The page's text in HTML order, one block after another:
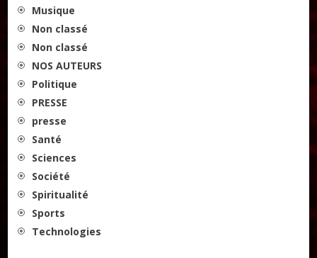
Musique
Non classé
Non classé
NOS AUTEURS
Politique
PRESSE
presse
Santé
Sciences
Société
Spiritualité
Sports
Technologies